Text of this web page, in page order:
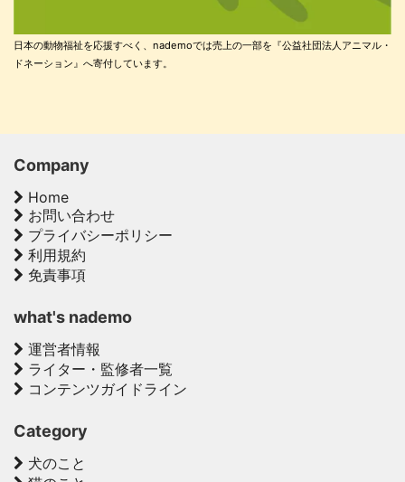
日本の動物福祉を応援すべく、nademoでは売上の一部を『公益社団法人アニマル・
ドネーション』へ寄付しています。
Company
Home
お問い合わせ
プライバシーポリシー
利用規約
免責事項
what's nademo
運営者情報
ライター・監修者一覧
コンテンツガイドライン
Category
犬のこと